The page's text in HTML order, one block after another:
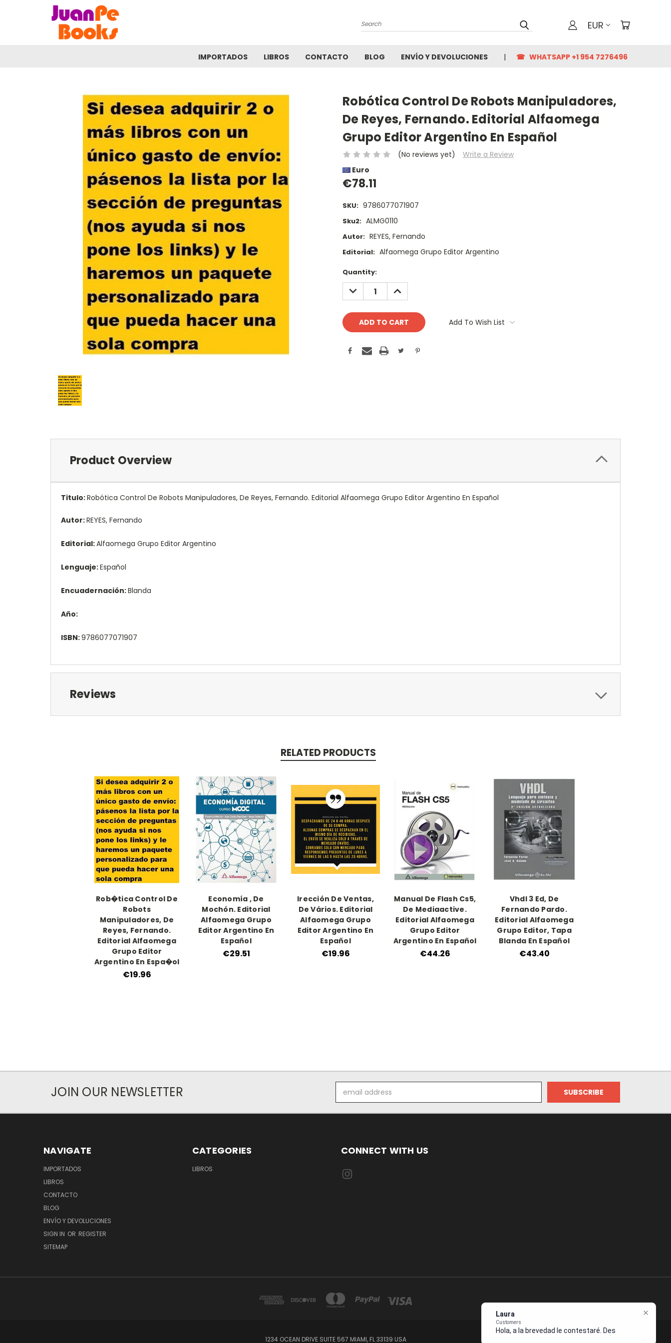
Search EUR
IMPORTADOS LIBROS CONTACTO BLOG ENVÍO Y DEVOLUCIONES ☎ WHATSAPP +1 954 7276496
Robótica Control De Robots Manipuladores,
De Reyes, Fernando. Editorial Alfaomega
Grupo Editor Argentino En Español
(No reviews yet)
Write a Review
Euro
€78.11
SKU: 9786077071907
Sku2: ALMG0110
Autor: REYES, Fernando
Editorial: Alfaomega Grupo Editor Argentino
Current
Stock:
Quantity:
DECREASE
QUANTITY:
INCREASE
QUANTITY:
Add To Wish List
Product Overview
Titulo:Robótica Control De Robots Manipuladores, De Reyes, Fernando. Editorial Alfaomega Grupo Editor Argentino En Español
Autor:REYES, Fernando
Editorial:Alfaomega Grupo Editor Argentino
Lenguaje:Español
Encuadernación:Blanda
Año:
ISBN:9786077071907
Reviews
RELATED PRODUCTS
Rob�tica Control De
Robots
Manipuladores, De
Reyes, Fernando.
Editorial Alfaomega
Grupo Editor
Argentino En Espa�ol
€19.96
Economía , De
Mochón. Editorial
Alfaomega Grupo
Editor Argentino En
Español
€29.51
Irección De Ventas,
De Vários. Editorial
Alfaomega Grupo
Editor Argentino En
Español
€19.96
Manual De Flash Cs5,
De Mediaactive.
Editorial Alfaomega
Grupo Editor
Argentino En Español
€44.26
Vhdl 3 Ed, De
Fernando Pardo.
Editorial Alfaomega
Grupo Editor, Tapa
Blanda En Español
€43.40
JOIN OUR NEWSLETTER
Address
NAVIGATE
IMPORTADOS
LIBROS
CONTACTO
BLOG
ENVÍO Y DEVOLUCIONES
SIGN IN OR REGISTER
SITEMAP
CATEGORIES
LIBROS
CONNECT WITH US
1234 OCEAN DRIVE SUITE 567 MIAMI, FL 33139 USA